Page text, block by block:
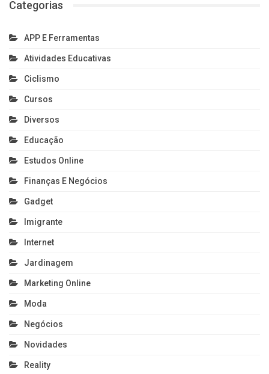
Categorias
APP E Ferramentas
Atividades Educativas
Ciclismo
Cursos
Diversos
Educação
Estudos Online
Finanças E Negócios
Gadget
Imigrante
Internet
Jardinagem
Marketing Online
Moda
Negócios
Novidades
Reality